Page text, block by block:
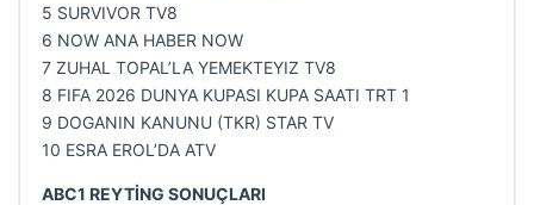
5 SURVIVOR TV8
6 NOW ANA HABER NOW
7 ZUHAL TOPAL’LA YEMEKTEYIZ TV8
8 FIFA 2026 DUNYA KUPASI KUPA SAATI TRT 1
9 DOGANIN KANUNU (TKR) STAR TV
10 ESRA EROL’DA ATV
ABC1 REYTİNG SONUÇLARI